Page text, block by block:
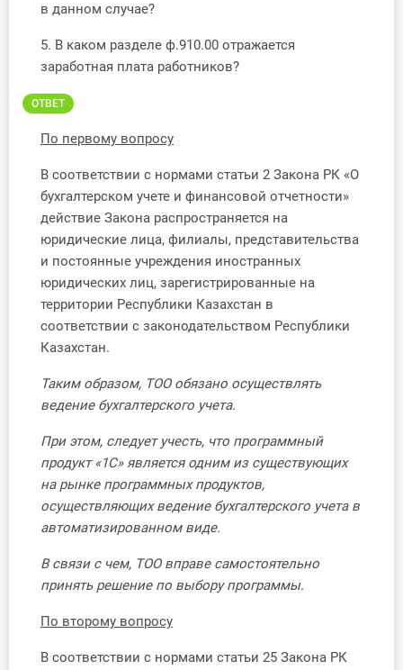
Тестирование для
бухгалтера
в данном случае?
5. В каком разделе ф.910.00 отражается
заработная плата работников?
ОТВЕТ
По первому вопросу
В соответствии с нормами статьи 2 Закона РК «О
бухгалтерском учете и финансовой отчетности»
действие Закона распространяется на
юридические лица, филиалы, представительства
и постоянные учреждения иностранных
юридических лиц, зарегистрированные на
территории Республики Казахстан в
соответствии с законодательством Республики
Казахстан.
Таким образом, ТОО обязано осуществлять
ведение бухгалтерского учета.
При этом, следует учесть, что программный
продукт «1С» является одним из существующих
на рынке программных продуктов,
осуществляющих ведение бухгалтерского учета в
автоматизированном виде.
В связи с чем, ТОО вправе самостоятельно
принять решение по выбору программы.
По второму вопросу
В соответствии с нормами статьи 25 Закона РК